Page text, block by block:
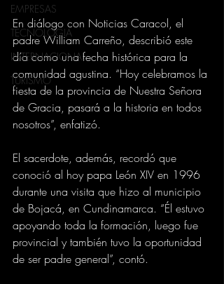
EMPRESAS
TECNOLOGIA
INTERNACIONAL
TURISMO
En diálogo con Noticias Caracol, el
padre William Carreño, describió este
día como una fecha histórica para la
comunidad agustina. “Hoy celebramos la
fiesta de la provincia de Nuestra Señora
de Gracia, pasará a la historia en todos
nosotros”, enfatizó.
El sacerdote, además, recordó que
conoció al hoy papa León XIV en 1996
durante una visita que hizo al municipio
de Bojacá, en Cundinamarca. “Él estuvo
apoyando toda la formación, luego fue
provincial y también tuvo la oportunidad
de ser padre general”, contó.